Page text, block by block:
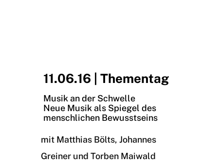
11.06.16 | Thementag
Musik an der Schwelle
Neue Musik als Spiegel des
menschlichen Bewusstseins
mit Matthias Bölts, Johannes
Greiner und Torben Maiwald